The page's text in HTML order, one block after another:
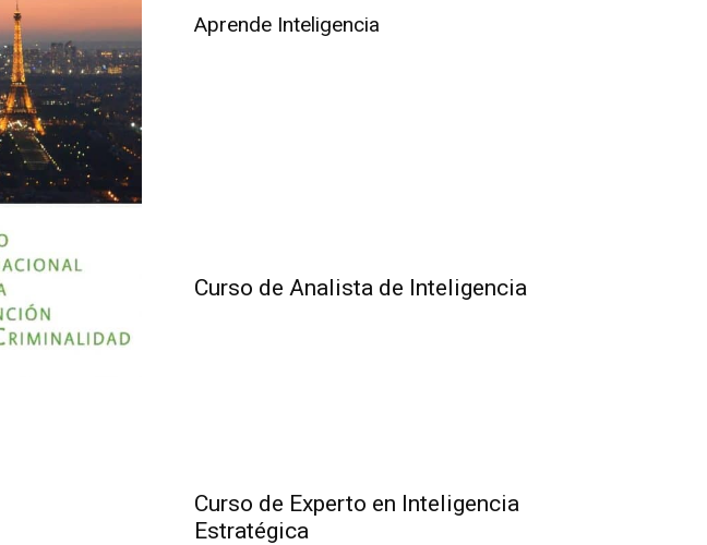
Aprende Inteligencia
Curso de Analista de Inteligencia
Curso de Experto en Inteligencia
Estratégica